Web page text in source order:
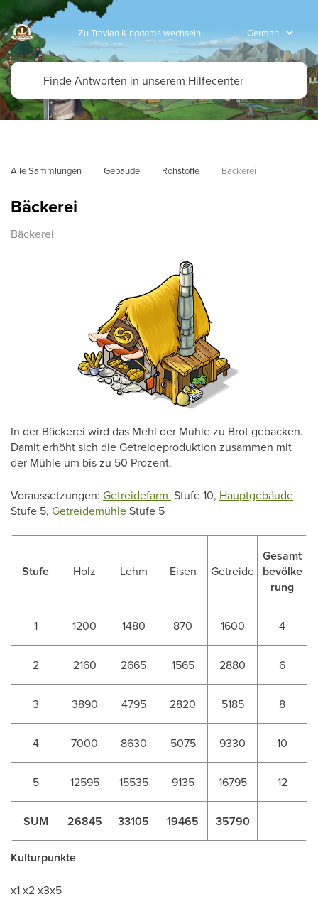
Zu Travian Kingdoms wechseln
Alle Sammlungen Gebäude Rohstoffe Bäckerei
Bäckerei
Bäckerei
In der Bäckerei wird das Mehl der Mühle zu Brot gebacken.
Damit erhöht sich die Getreideproduktion zusammen mit
der Mühle um bis zu 50 Prozent.
Voraussetzungen: Getreidefarm Stufe 10, Hauptgebäude
Stufe 5, GetreidemühleStufe 5
Stufe Holz Lehm Eisen Getreide
Gesamt
bevölke
rung
1 1200 1480 870 1600 4
2 2160 2665 1565 2880 6
3 3890 4795 2820 5185 8
4 7000 8630 5075 9330 10
5 12595 15535 9135 16795 12
SUM 26845 33105 19465 35790
Kulturpunkte
x1 x2 x3x5